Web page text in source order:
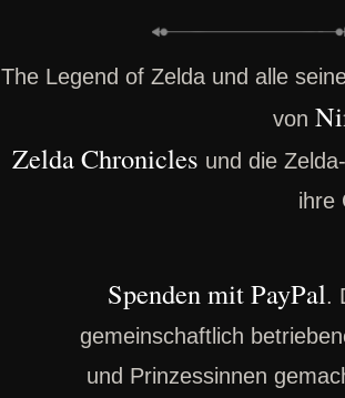
The Legend of Zelda und alle
von
Zelda Chronicles und die
ihre
Spenden mit PayPal.
gemeinschaftlich
und Prinzessinnen